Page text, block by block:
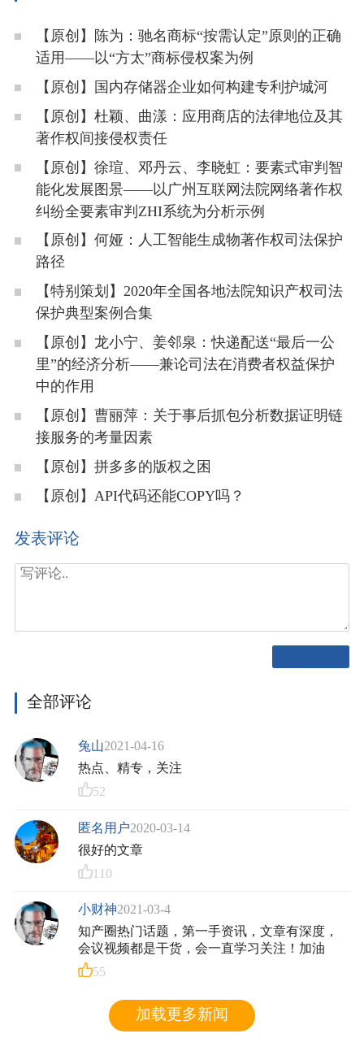
【原创】陈为：驰名商标“按需认定”原则的正确
适用——以“方太”商标侵权案为例
【原创】国内存储器企业如何构建专利护城河
【原创】杜颖、曲漾：应用商店的法律地位及其
著作权间接侵权责任
【原创】徐瑄、邓丹云、李晓虹：要素式审判智
能化发展图景——以广州互联网法院网络著作权
纠纷全要素审判ZHI系统为分析示例
【原创】何娅：人工智能生成物著作权司法保护
路径
【特别策划】2020年全国各地法院知识产权司法
保护典型案例合集
【原创】龙小宁、姜邻泉：快递配送“最后一公
里”的经济分析——兼论司法在消费者权益保护
中的作用
【原创】曹丽萍：关于事后抓包分析数据证明链
接服务的考量因素
【原创】拼多多的版权之困
【原创】API代码还能COPY吗？
发表评论
全部评论
兔山2021-04-16
热点、精专，关注
52
匿名用户2020-03-14
很好的文章
110
小财神2021-03-4
知产圈热门话题，第一手资讯，文章有深度，
会议视频都是干货，会一直学习关注！加油
55
加载更多新闻